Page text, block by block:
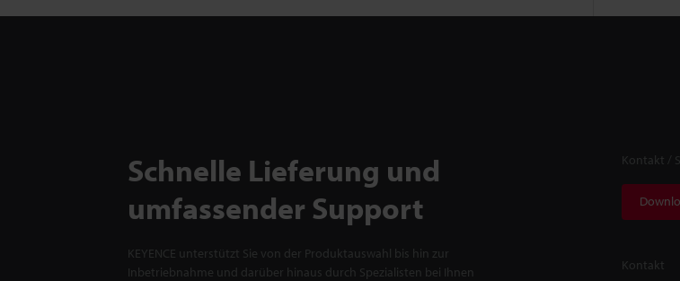
Schnelle Lieferung und
umfassender Support
KEYENCE unterstützt Sie von der Produktauswahl bis hin zur
Inbetriebnahme und darüber hinaus durch Spezialisten bei Ihnen
Kontakt /
Kontakt